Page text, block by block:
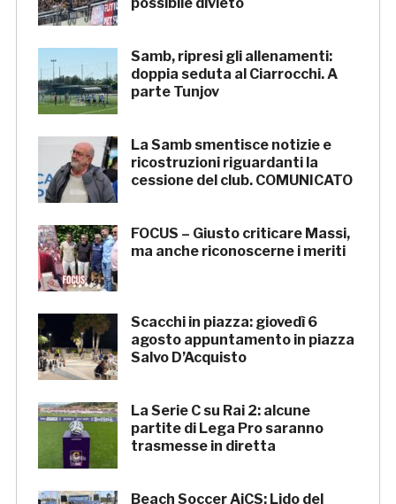
possibile divieto
Samb, ripresi gli allenamenti:
doppia seduta al Ciarrocchi. A
parte Tunjov
La Samb smentisce notizie e
ricostruzioni riguardanti la
cessione del club. COMUNICATO
FOCUS – Giusto criticare Massi,
ma anche riconoscerne i meriti
Scacchi in piazza: giovedì 6
agosto appuntamento in piazza
Salvo D’Acquisto
La Serie C su Rai 2: alcune
partite di Lega Pro saranno
trasmesse in diretta
Beach Soccer AiCS: Lido del